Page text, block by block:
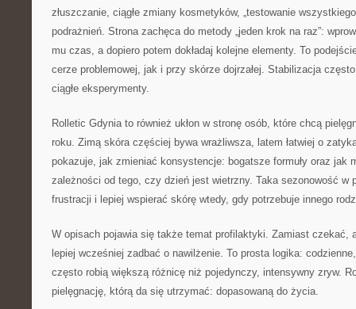
złuszczanie, ciągłe zmiany kosmetyków, „testowanie
podrażnień. Strona zachęca do metody „jeden krok na raz”:
mu czas, a dopiero potem dokładaj kolejne elementy. To
cerze problemowej, jak i przy skórze dojrzałej. Stabilizacja
ciągłe eksperymenty.
Rolletic Gdynia to również ukłon w stronę osób, które chcą
roku. Zimą skóra częściej bywa wrażliwsza, latem łatwiej o
pokazuje, jak zmieniać konsystencje: bogatsze formuły oraz jak
zależności od tego, czy dzień jest wietrzny. Taka sezonowość w
frustracji i lepiej wspierać skórę wtedy, gdy potrzebuje innego
W opisach pojawia się także temat profilaktyki. Zamiast czekać,
lepiej wcześniej zadbać o nawilżenie. To prosta logika:
często robią większą różnicę niż pojedynczy, intensywny zryw.
pielęgnację, którą da się utrzymać: dopasowaną do życia.